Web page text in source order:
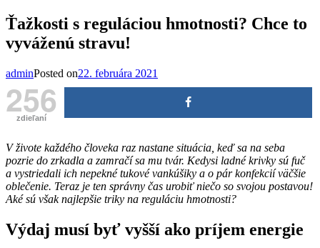
Ťažkosti s reguláciou hmotnosti? Chce to
vyváženú stravu!
adminPosted on22. februára 2021
256
zdieľaní
V živote každého človeka raz nastane situácia, keď sa na seba
pozrie do zrkadla a zamračí sa mu tvár. Kedysi ladné krivky sú fuč
a vystriedali ich nepekné tukové vankúšiky a o pár konfekcií väčšie
oblečenie. Teraz je ten správny čas urobiť niečo so svojou postavou!
Aké sú však najlepšie triky na reguláciu hmotnosti?
Výdaj musí byť vyšší ako príjem energie